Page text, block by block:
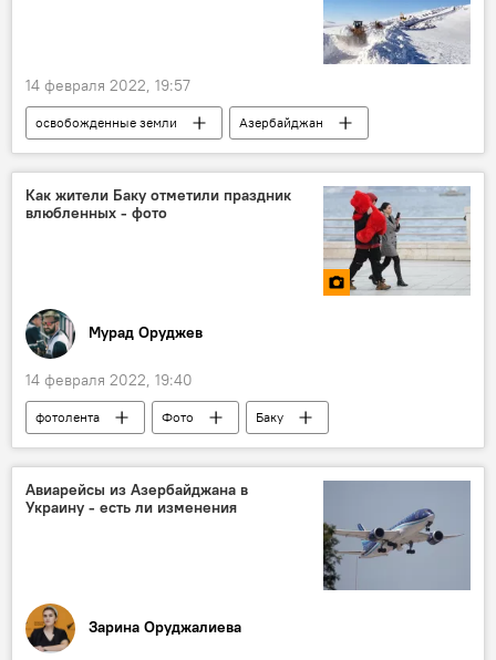
14 февраля 2022, 19:57
освобожденные земли
Азербайджан
Министерство обороны АР
Разминирование
Как жители Баку отметили праздник
влюбленных - фото
Мурад Оруджев
14 февраля 2022, 19:40
фотолента Фото
Баку
День влюбленных
День Святого Валентина
Романтика
любовь
Подарки
цветы
Авиарейсы из Азербайджана в
Украину - есть ли изменения
Зарина Оруджалиева